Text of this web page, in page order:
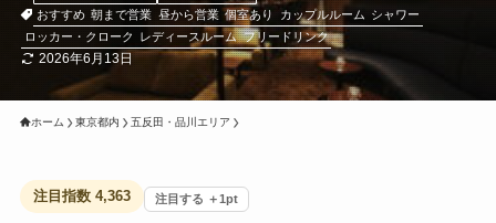
おすすめ 朝まで営業 昼から営業 個室あり カップルルーム シャワー
ロッカー・クローク
レディースルーム フリードリンク
2026年6月13日
ホーム 東京都内 五反田・品川エリア
注目指数 4,363 注目する ＋1pt